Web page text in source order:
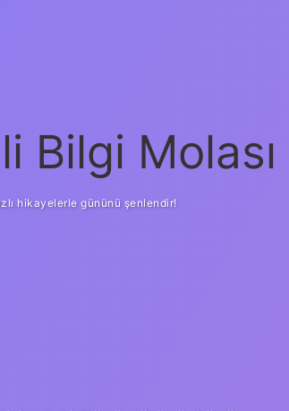
Bilgi Molası
hikayelerle gününü şenlendir!